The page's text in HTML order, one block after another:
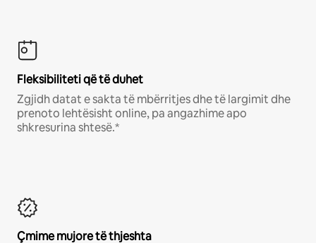
Fleksibiliteti që të duhet
Zgjidh datat e sakta të mbërritjes dhe të largimit dhe
prenoto lehtësisht online, pa angazhime apo
shkresurina shtesë.*
Çmime mujore të thjeshta